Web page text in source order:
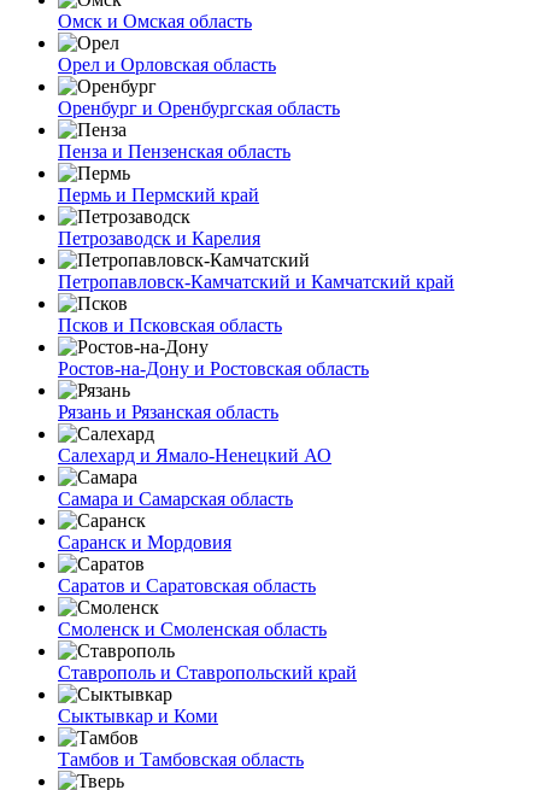
Омск и Омская область
Орел и Орловская область
Оренбург и Оренбургская область
Пенза и Пензенская область
Пермь и Пермский край
Петрозаводск и Карелия
Петропавловск-Камчатский и Камчатский край
Псков и Псковская область
Ростов-на-Дону и Ростовская область
Рязань и Рязанская область
Салехард и Ямало-Ненецкий АО
Самара и Самарская область
Саранск и Мордовия
Саратов и Саратовская область
Смоленск и Смоленская область
Ставрополь и Ставропольский край
Сыктывкар и Коми
Тамбов и Тамбовская область